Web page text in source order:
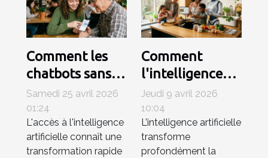
Comment les
chatbots sans
inscription
révolutionnent-
ils l’accès à l’IA ?
Samedi 25 avril 2026
01:24
L'accès à l'intelligence
artificielle connaît une
transformation rapide
Comment
l'intelligence
artificielle
simplifie-t-elle
notre quotidien
?
Jeudi 9 avril 2026
10:04
L’intelligence artificielle
transforme
profondément la